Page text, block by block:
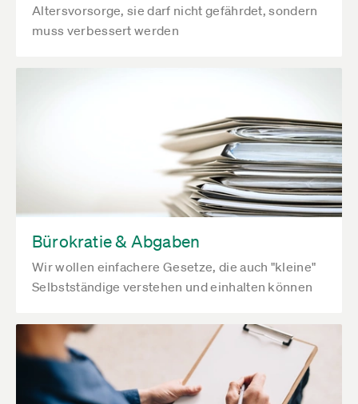
Altersvorsorge, sie darf nicht gefährdet, sondern
muss verbessert werden
Bürokratie & Abgaben
Wir wollen einfachere Gesetze, die auch "kleine"
Selbstständige verstehen und einhalten können